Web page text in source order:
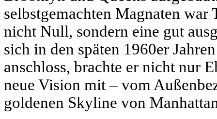
selbstgemachten Magnaten war
nicht Null, sondern eine gut
sich in den späten 1960er
anschloss, brachte er nicht nur
neue Vision mit – vom
goldenen Skyline von